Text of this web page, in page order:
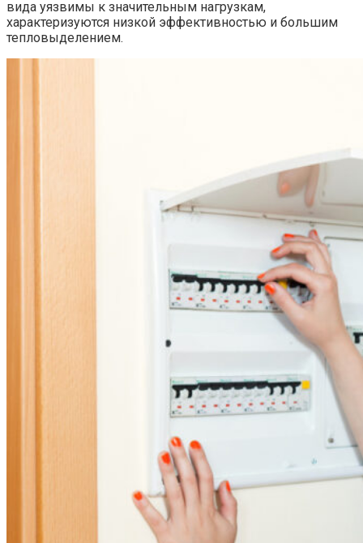
вида уязвимы к значительным нагрузкам,
характеризуются низкой эффективностью и большим
тепловыделением.